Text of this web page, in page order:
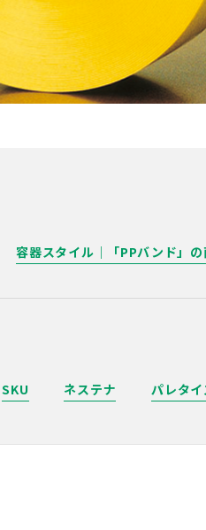
容器スタイル｜「PPバンド」
SKU ネステナ パレタイ